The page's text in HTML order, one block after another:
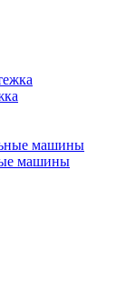
машины